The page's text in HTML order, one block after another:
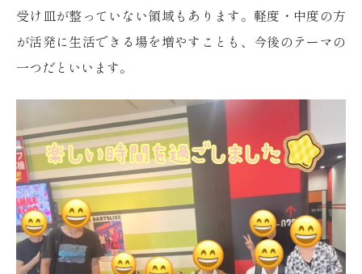
受け皿が整っていない領域もあります。軽度・中度の方
が活発に生活できる場を増やすことも、今後のテーマの
一つだといいます。